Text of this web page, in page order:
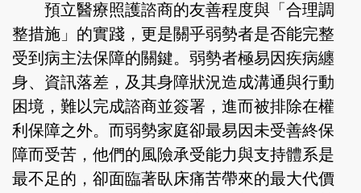
預立醫療照護諮商的友善程度與「合理調
整措施」的實踐，更是關乎弱勢者是否能完整
受到病主法保障的關鍵。弱勢者極易因疾病纏
身、資訊落差，及其身障狀況造成溝通與行動
困境，難以完成諮商並簽署，進而被排除在權
利保障之外。而弱勢家庭卻最易因未受善終保
障而受苦，他們的風險承受能力與支持體系是
最不足的，卻面臨著臥床痛苦帶來的最大代價